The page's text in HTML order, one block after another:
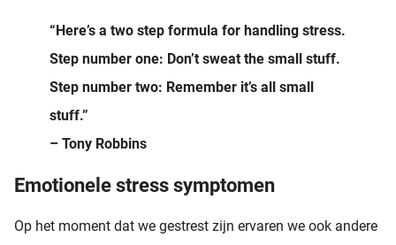
“Here’s a two step formula for handling stress.
Step number one: Don’t sweat the small stuff.
Step number two: Remember it’s all small
stuff.”
– Tony Robbins
Emotionele stress symptomen
Op het moment dat we gestrest zijn ervaren we ook andere